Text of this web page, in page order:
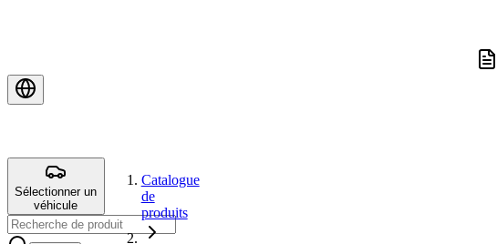
Sélectionner un
véhicule
Catalogue
de
produits